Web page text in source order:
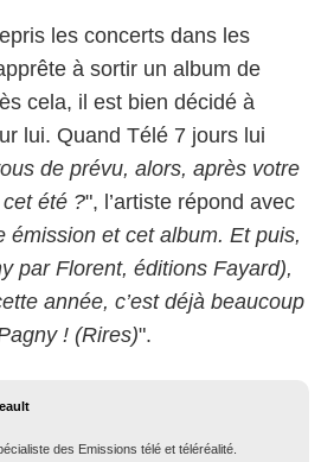
les concerts dans les
à sortir un album de
cela, il est bien décidé à
lui. Quand Télé 7 jours lui
de prévu, alors, après votre
été ?", l’artiste répond avec
émission et cet album. Et puis,
par Florent, éditions Fayard),
année, c’est déjà beaucoup
! (Rires)".
des Emissions télé et téléréalité.